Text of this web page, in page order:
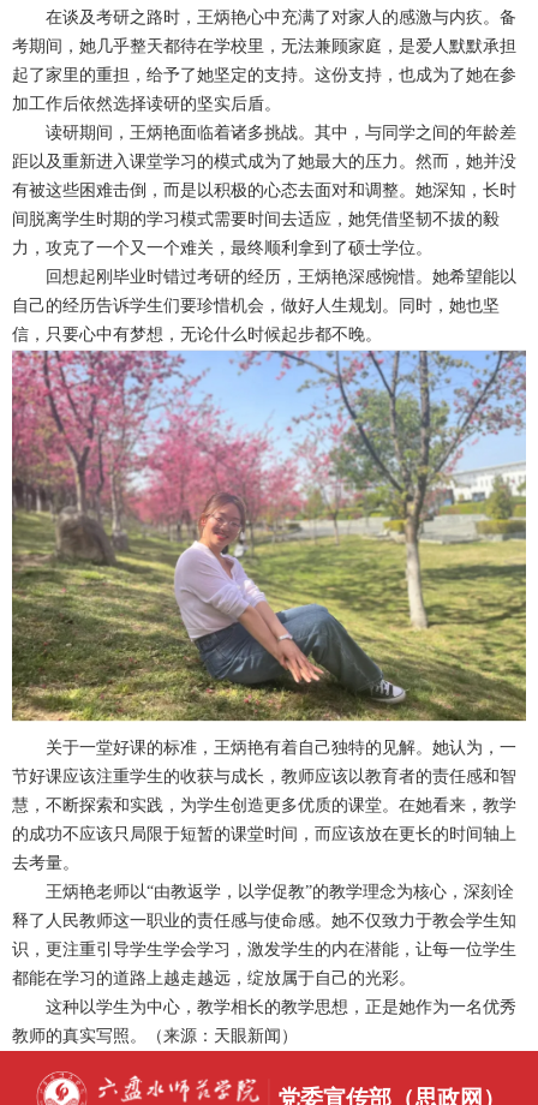
在谈及考研之路时，王炳艳心中充满了对家人的感激与内疚。备
考期间，她几乎整天都待在学校里，无法兼顾家庭，是爱人默默承担
起了家里的重担，给予了她坚定的支持。这份支持，也成为了她在参
加工作后依然选择读研的坚实后盾。
读研期间，王炳艳面临着诸多挑战。其中，与同学之间的年龄差
距以及重新进入课堂学习的模式成为了她最大的压力。然而，她并没
有被这些困难击倒，而是以积极的心态去面对和调整。她深知，长时
间脱离学生时期的学习模式需要时间去适应，她凭借坚韧不拔的毅
力，攻克了一个又一个难关，最终顺利拿到了硕士学位。
回想起刚毕业时错过考研的经历，王炳艳深感惋惜。她希望能以
自己的经历告诉学生们要珍惜机会，做好人生规划。同时，她也坚
信，只要心中有梦想，无论什么时候起步都不晚。
关于一堂好课的标准，王炳艳有着自己独特的见解。她认为，一
节好课应该注重学生的收获与成长，教师应该以教育者的责任感和智
慧，不断探索和实践，为学生创造更多优质的课堂。在她看来，教学
的成功不应该只局限于短暂的课堂时间，而应该放在更长的时间轴上
去考量。
王炳艳老师以“由教返学，以学促教”的教学理念为核心，深刻诠
释了人民教师这一职业的责任感与使命感。她不仅致力于教会学生知
识，更注重引导学生学会学习，激发学生的内在潜能，让每一位学生
都能在学习的道路上越走越远，绽放属于自己的光彩。
这种以学生为中心，教学相长的教学思想，正是她作为一名优秀
教师的真实写照。（来源：天眼新闻）